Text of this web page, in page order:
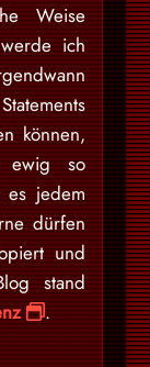
Weise
ich
können,
ewig so
jedem
dürfen
und
stand
.